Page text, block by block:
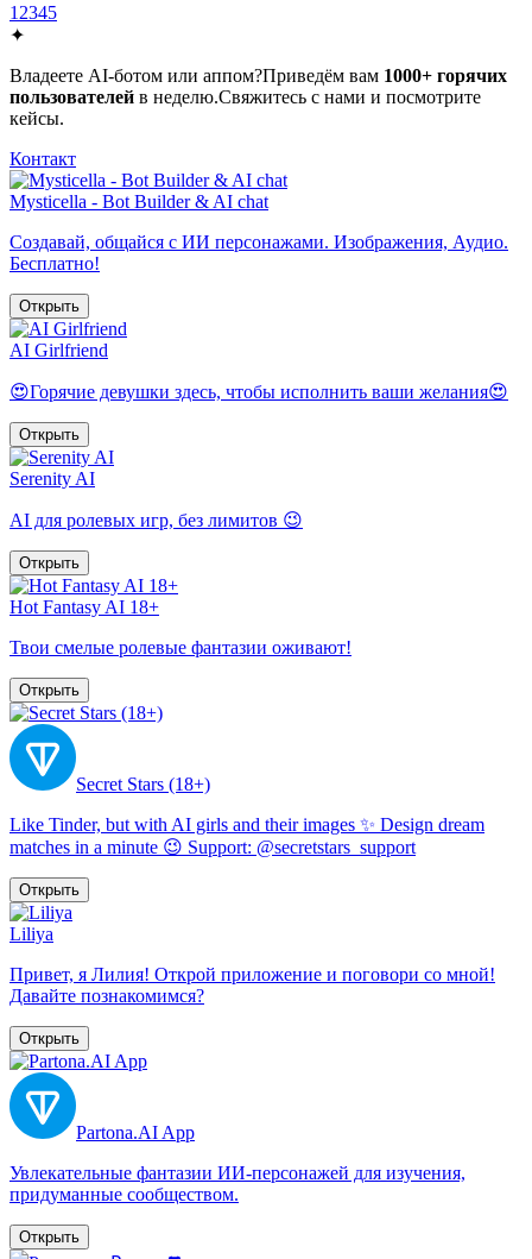
1 2345
✦
Владеете AI-ботом или аппом?Приведём вам 1000+ горячих
пользователей в неделю.Свяжитесь с нами и посмотрите
кейсы.
Контакт
Mysticella - Bot Builder & AI chat
Создавай, общайся с ИИ персонажами. Изображения, Аудио.
Бесплатно!
Открыть
AI Girlfriend
😍Горячие девушки здесь, чтобы исполнить ваши желания😍
Открыть
Serenity AI
AI для ролевых игр, без лимитов 😉
Открыть
Hot Fantasy AI 18+
Твои смелые ролевые фантазии оживают!
Открыть
Secret Stars (18+)
Like Tinder, but with AI girls and their images ✨ Design dream
matches in a minute 😉 Support: @secretstars_support
Открыть
Liliya
Привет, я Лилия! Открой приложение и поговори со мной!
Давайте познакомимся?
Открыть
Partona.AI App
Увлекательные фантазии ИИ-персонажей для изучения,
придуманные сообществом.
Открыть